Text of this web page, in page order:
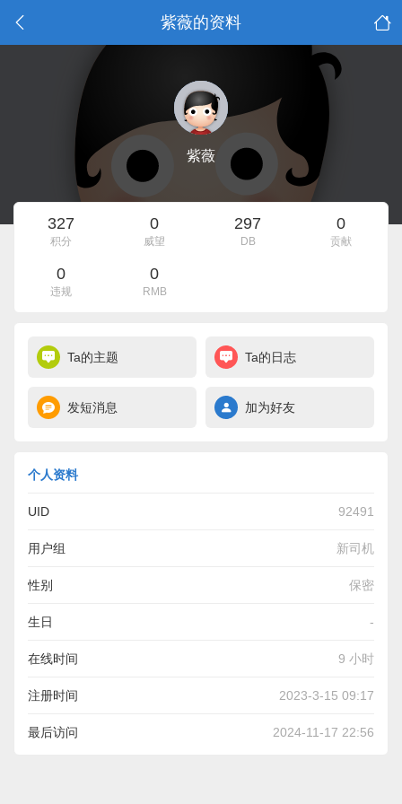
紫薇的资料
紫薇
327
积分
0
威望
297
DB
0
贡献
0
违规
0
RMB
Ta的主题 Ta的日志
发短消息 加为好友
个人资料
UID 92491
用户组 新司机
性别 保密
生日 -
在线时间 9 小时
注册时间 2023-3-15 09:17
最后访问 2024-11-17 22:56